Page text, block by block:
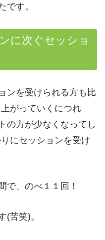
です。
に次ぐセッショ
ンを受けられる方も比
がっていくにつれ
の方が少なくなってし
にセッションを受け
で、のべ１１回！
(苦笑)。